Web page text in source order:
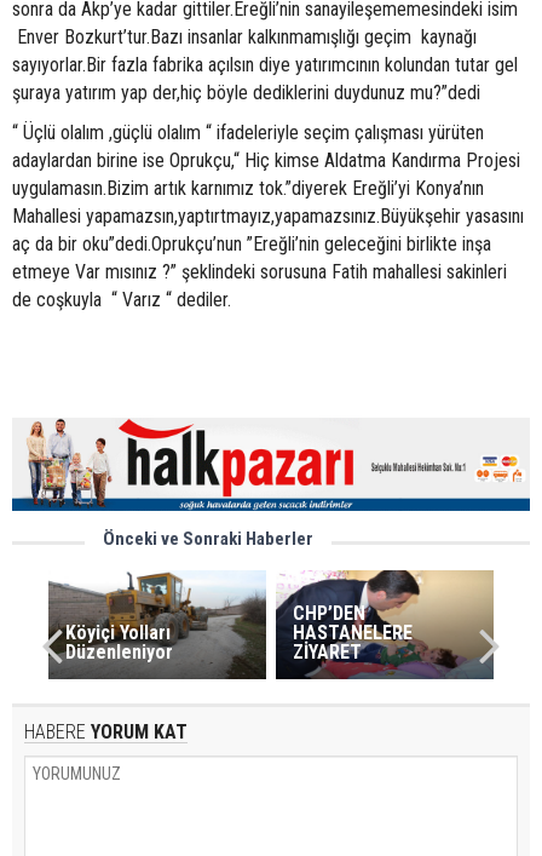
sonra da Akp’ye kadar gittiler.Ereğli’nin sanayileşememesindeki isim
Enver Bozkurt’tur.Bazı insanlar kalkınmamışlığı geçim kaynağı
sayıyorlar.Bir fazla fabrika açılsın diye yatırımcının kolundan tutar gel
şuraya yatırım yap der,hiç böyle dediklerini duydunuz mu?”dedi
“ Üçlü olalım ,güçlü olalım “ ifadeleriyle seçim çalışması yürüten
adaylardan birine ise Oprukçu,“ Hiç kimse Aldatma Kandırma Projesi
uygulamasın.Bizim artık karnımız tok.”diyerek Ereğli’yi Konya’nın
Mahallesi yapamazsın,yaptırtmayız,yapamazsınız.Büyükşehir yasasını
aç da bir oku”dedi.Oprukçu’nun ”Ereğli’nin geleceğini birlikte inşa
etmeye Var mısınız ?” şeklindeki sorusuna Fatih mahallesi sakinleri
de coşkuyla “ Varız “ dediler.
Önceki ve Sonraki Haberler
Köyiçi Yolları
Düzenleniyor
CHP’DEN
HASTANELERE
ZİYARET
HABERE YORUM KAT